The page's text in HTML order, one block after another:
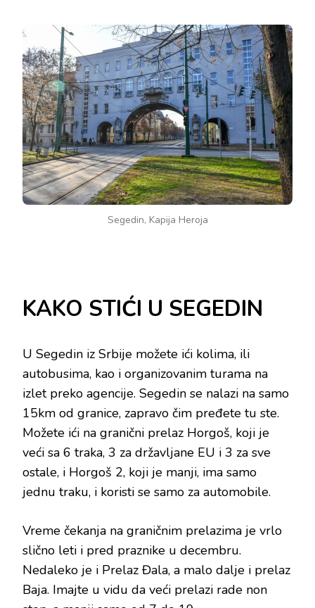
Segedin, Kapija Heroja
KAKO STIĆI U SEGEDIN
U Segedin iz Srbije možete ići kolima, ili
autobusima, kao i organizovanim turama na
izlet preko agencije. Segedin se nalazi na samo
15km od granice, zapravo čim pređete tu ste.
Možete ići na granični prelaz Horgoš, koji je
veći sa 6 traka, 3 za državljane EU i 3 za sve
ostale, i Horgoš 2, koji je manji, ima samo
jednu traku, i koristi se samo za automobile.
Vreme čekanja na graničnim prelazima je vrlo
slično leti i pred praznike u decembru.
Nedaleko je i Prelaz Đala, a malo dalje i prelaz
Baja. Imajte u vidu da veći prelazi rade non